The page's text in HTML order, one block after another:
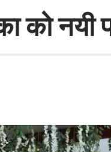
को नयी